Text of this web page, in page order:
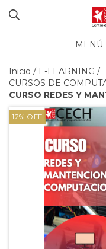
MENÚ
Inicio / E-LEARNING /
CURSOS DE
CURSO REDES Y
12% OFF